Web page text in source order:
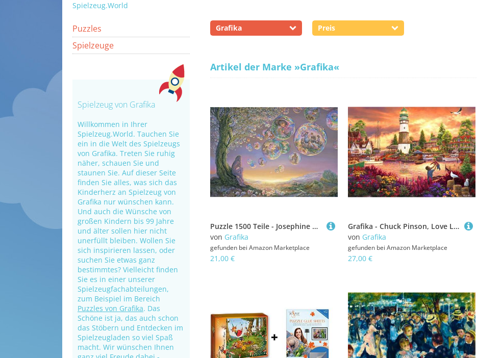
Spielzeug.World
Puzzles
Spielzeuge
Spielzeug von Grafika
Willkommen in Ihrer
Spielzeug.World. Tauchen Sie
ein in die Welt des Spielzeugs
von Grafika. Treten Sie ruhig
näher, schauen Sie und
staunen Sie. Auf dieser Seite
finden Sie alles, was sich das
Kinderherz an Spielzeug von
Grafika nur wünschen kann.
Und auch die Wünsche von
großen Kindern bis 99 Jahre
und älter sollen hier nicht
unerfüllt bleiben. Wollen Sie
sich inspirieren lassen, oder
suchen Sie etwas ganz
bestimmtes? Vielleicht finden
Sie es in einer unserer
Spielzeugfachabteilungen,
zum Beispiel im Bereich
Puzzles von Grafika. Das
Schöne ist ja, das auch schon
das Stöbern und Entdecken im
Spielzeugladen so viel Spaß
macht. Wir wünschen Ihnen
Grafika Preis
Artikel der Marke »Grafika«
Puzzle 1500 Teile - Josephine Wall - Bubble Tree
von Grafika
gefunden bei Amazon Marketplace
21,00 €
Grafika - Chuck Pinson, Love Lifted Me - 2000 Teile Puzzle - Vaterliebe - Landschaft bei Sonnenuntergang - Puzzle für Erwachsene
von Grafika
gefunden bei Amazon Marketplace
27,00 €